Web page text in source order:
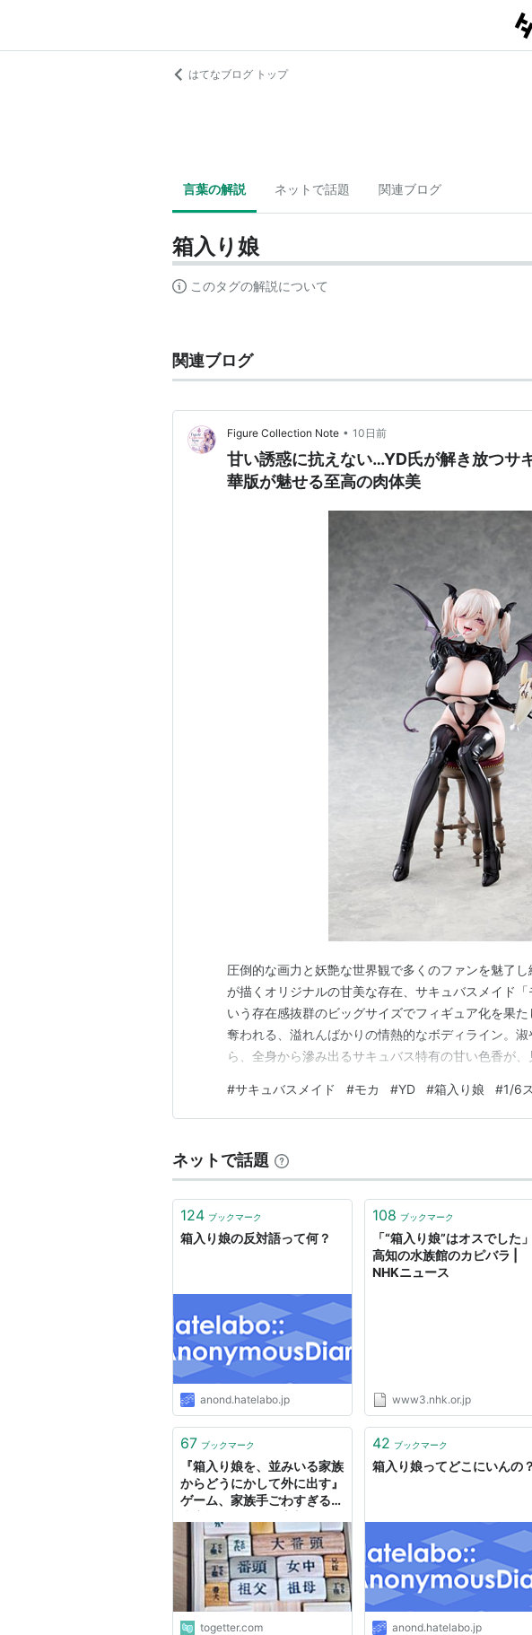
はてなブログ トップ
言葉の解説 ネットで話題 関連ブログ
箱入り娘
このタグの解説について
関連ブログ
Figure Collection Note • 10日前
甘い誘惑に抗えない…YD氏が解き放つサ
華版が魅せる至高の肉体美
圧倒的な画力と妖艶な世界観で多くのファンを魅了
が描くオリジナルの甘美な存在、サキュバスメイド
いう存在感抜群のビッグサイズでフィギュア化を果
奪われる、溢れんばかりの情熱的なボディライン。
ら、全身から滲み出るサキュバス特有の甘い色香が
全高約26cmという圧倒的なボリューム感で立体化さ
密に計算された肉体美は、原型・彩色を手掛けた…
#サキュバスメイド #モカ #YD #箱入り娘 #1/6
ネットで話題
124 ブックマーク
箱入り娘の反対語って何？
anond.hatelabo.jp
108 ブックマーク
「“箱入り娘”はオスでした」
高知の水族館のカピバラ |
NHKニュース
www3.nhk.or.jp
67 ブックマーク
『箱入り娘を、並みいる家族
からどうにかして外に出す』
ゲーム、家族手ごわすぎる→
togetter.com
42 ブックマーク
箱入り娘ってどこにいんの？
anond.hatelabo.jp